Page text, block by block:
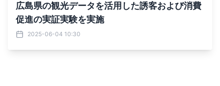
広島県の観光データを活用した誘客および消費
促進の実証実験を実施
2025-06-04 10:30